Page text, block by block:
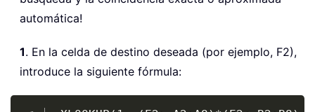
automática!
1. En la celda de destino deseada (por ejemplo, F2),
introduce la siguiente fórmula:
Copy